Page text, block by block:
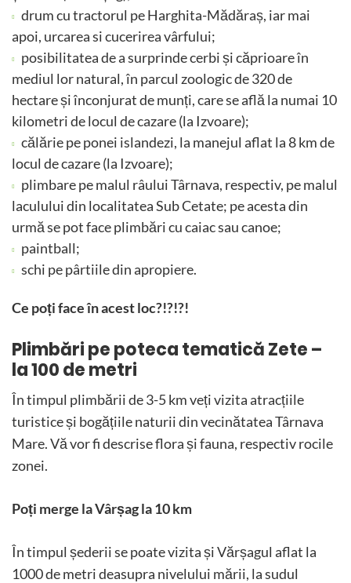
drum cu tractorul pe Harghita-Mădăraș, iar mai
apoi, urcarea si cucerirea vârfului;
posibilitatea de a surprinde cerbi și căprioare în
mediul lor natural, în parcul zoologic de 320 de
hectare și înconjurat de munți, care se află la numai 10
kilometri de locul de cazare (la Izvoare);
călărie pe ponei islandezi, la manejul aflat la 8 km de
locul de cazare (la Izvoare);
plimbare pe malul râului Târnava, respectiv, pe malul
laculului din localitatea Sub Cetate; pe acesta din
urmă se pot face plimbări cu caiac sau canoe;
paintball;
schi pe pârtiile din apropiere.
Ce poți face în acest loc?!?!?!
Plimbări pe poteca tematică Zete –
la 100 de metri
În timpul plimbării de 3-5 km veți vizita atracțiile
turistice și bogățiile naturii din vecinătatea Târnava
Mare. Vă vor fi descrise flora și fauna, respectiv rocile
zonei.
Poți merge la Vârșag la 10 km
În timpul șederii se poate vizita și Vărșagul aflat la
1000 de metri deasupra nivelului mării, la sudul